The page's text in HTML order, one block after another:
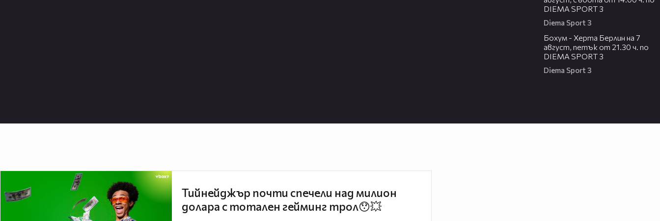
DIEMA SPORT 3
Diema Sport 3
Бохум - Херта Берлин на 7
август, петък от 21.30 ч. по
DIEMA SPORT 3
Diema Sport 3
Тийнейджър почти спечели над милион
долара с тотален гейминг трол😯💥